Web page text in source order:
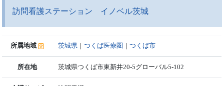
訪問看護ステーション イノベル茨城
所属地域 茨城県 ｜つくば医療圏 ｜つくば市
所在地 茨城県つくば市東新井20-5グローバル5-102